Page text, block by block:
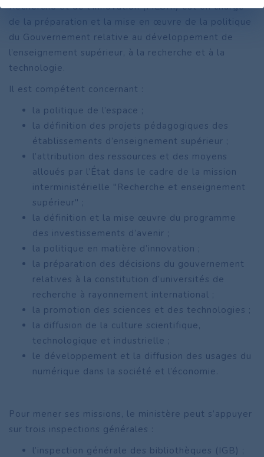
Recherche et de l’Innovation (MESRI) est en charge
de la préparation et la mise en œuvre de la politique
du Gouvernement relative au développement de
l’enseignement supérieur, à la recherche et à la
technologie.
Il est compétent concernant :
la politique de l’espace ;
la définition des projets pédagogiques des
établissements d’enseignement supérieur ;
l’attribution des ressources et des moyens
alloués par l’État dans le cadre de la mission
interministérielle "Recherche et enseignement
supérieur" ;
la définition et la mise œuvre du programme
des investissements d’avenir ;
la politique en matière d’innovation ;
la préparation des décisions du gouvernement
relatives à la constitution d’universités de
recherche à rayonnement international ;
la promotion des sciences et des technologies ;
la diffusion de la culture scientifique,
technologique et industrielle ;
le développement et la diffusion des usages du
numérique dans la société et l’économie.
Pour mener ses missions, le ministère peut s’appuyer
sur trois inspections générales :
l’inspection générale des bibliothèques (IGB) ;